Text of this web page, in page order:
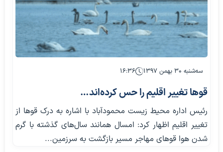
سه‌شنبه ۳۰ بهمن ۱۳۹۷ ۱۶:۳۶
قوها تغییر اقلیم را حس کرده‌اند…
رئیس اداره محیط زیست محمودآباد با اشاره به درک قوها از
تغییر اقلیم اظهار کرد: امسال همانند سال‌های گذشته با گرم
شدن هوا قوهای مهاجر مسیر بازگشت به سرزمین...